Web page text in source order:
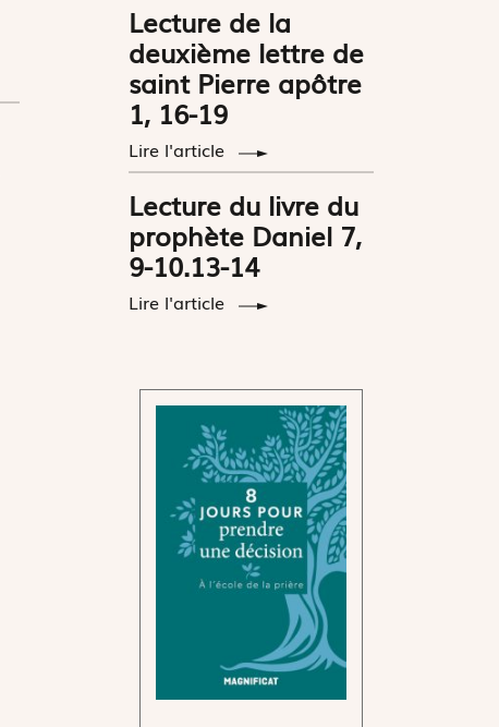
Lecture de la
deuxième lettre de
saint Pierre apôtre
1, 16-19
Lire l'article
Lecture du livre du
prophète Daniel 7,
9-10.13-14
Lire l'article